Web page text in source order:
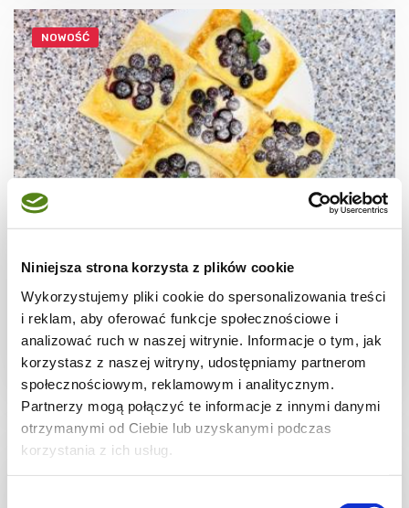
Niniejsza strona korzysta z plików cookie
Wykorzystujemy pliki cookie do spersonalizowania treści
i reklam, aby oferować funkcje społecznościowe i
analizować ruch w naszej witrynie. Informacje o tym, jak
korzystasz z naszej witryny, udostępniamy partnerom
społecznościowym, reklamowym i analitycznym.
Partnerzy mogą połączyć te informacje z innymi danymi
otrzymanymi od Ciebie lub uzyskanymi podczas
korzystania z ich usług.
NOWOŚĆ
Ciastka francuskie z borówkami + film
30 min. 1531 kcal 8